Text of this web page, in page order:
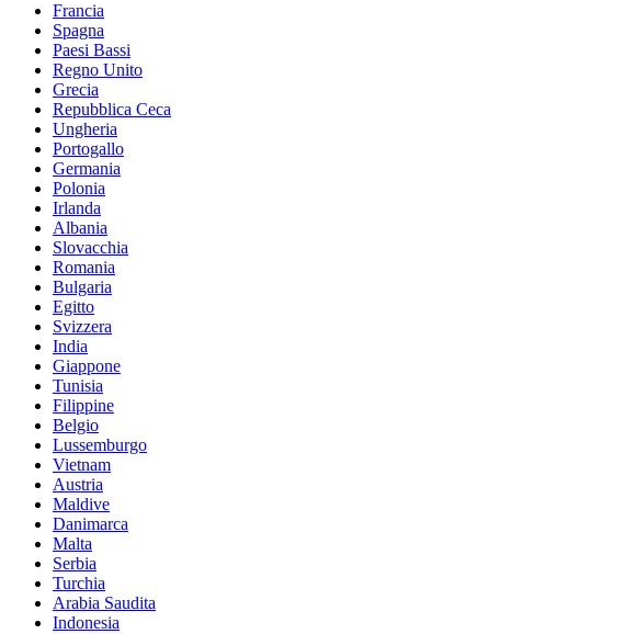
Francia
Spagna
Paesi Bassi
Regno Unito
Grecia
Repubblica Ceca
Ungheria
Portogallo
Germania
Polonia
Irlanda
Albania
Slovacchia
Romania
Bulgaria
Egitto
Svizzera
India
Giappone
Tunisia
Filippine
Belgio
Lussemburgo
Vietnam
Austria
Maldive
Danimarca
Malta
Serbia
Turchia
Arabia Saudita
Indonesia